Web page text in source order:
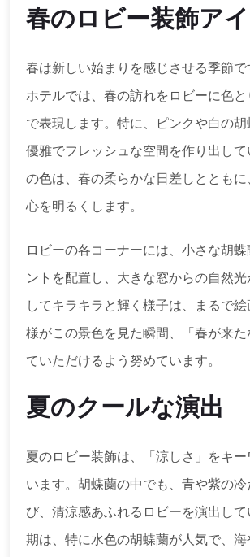
春のロビー装飾ア
春は新しい始まりを感じさせる季節
ホテルでは、春の訪れをロビーに色
で表現します。特に、ピンクや白の胡
優雅でフレッシュな空間を作り出し
の色は、春の柔らかな日差しととも
心を明るくします。
ロビーの各コーナーには、小さな胡
ントを配置し、大きな窓からの自然
してキラキラと輝く様子は、まるで
様がこの景色を見た瞬間、「春が来
ていただけるよう努めています。
夏のクールな演出
夏のロビー装飾は、「涼しさ」をキ
います。胡蝶蘭の中でも、青や紫の
び、清涼感あふれるロビーを演出し
期は、特に水色の胡蝶蘭が人気で、